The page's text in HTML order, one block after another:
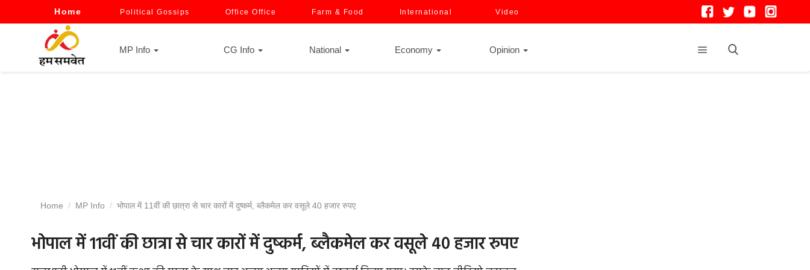
Home Political Gossips Office Office Farm & Food International Video
MP Info CG Info National Economy Opinion
Home MP Info भोपाल में 11वीं की छात्रा से चार कारों में दुष्कर्म, ब्लैकमेल कर वसूले 40 हजार रुपए
भोपाल में 11वीं की छात्रा से चार कारों में दुष्कर्म, ब्लैकमेल कर वसूले 40 हजार रुपए